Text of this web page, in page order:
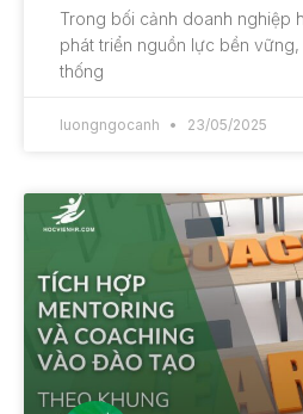
Trong bối cảnh doanh nghiệp
phát triển nguồn lực bền
thống
luongngocanh 23/05/2025